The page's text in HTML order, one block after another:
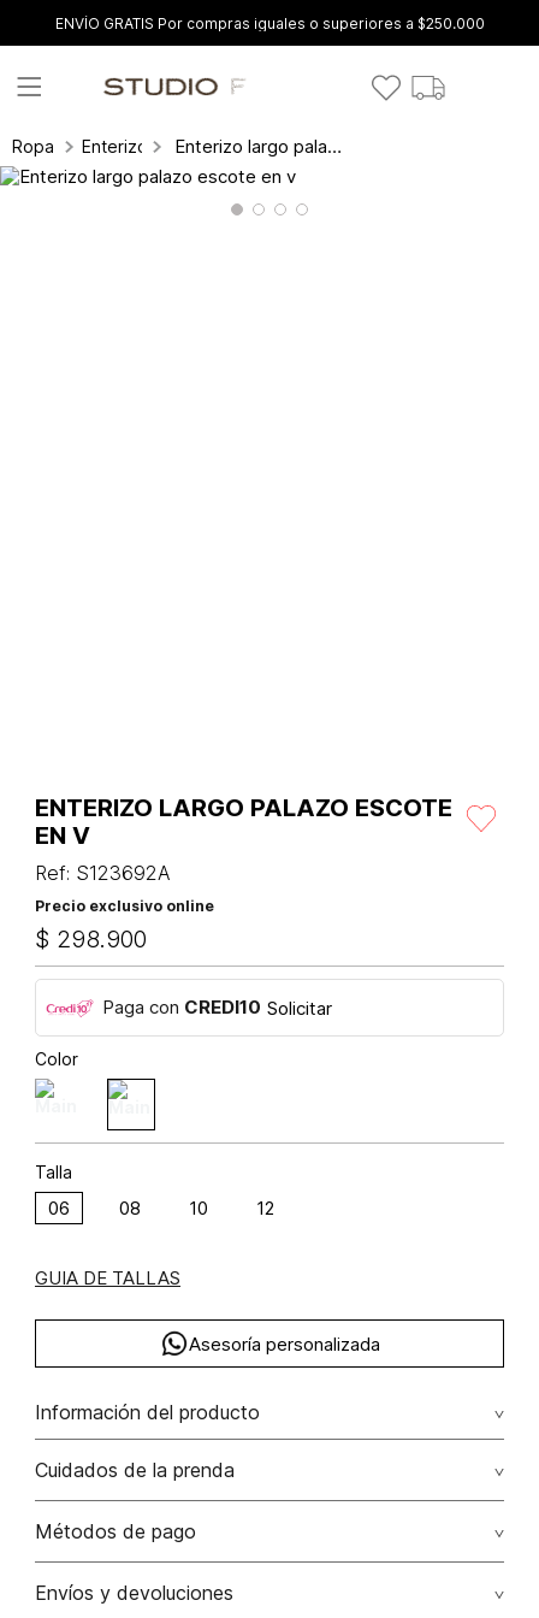
ENVÍO GRATIS Por compras iguales o superiores a $250.000
Ropa Enterizos y conjuntos Enterizo largo palazo escote en v
ENTERIZO LARGO PALAZO ESCOTE
EN V
Ref: S123692A
Precio exclusivo online
$ 298.900
Paga con CREDI10 Solicitar
Color
Talla
06 08 10 12
GUIA DE TALLAS
Asesoría personalizada
Información del producto
Enterizo largo palazo escote en v viscosa 59% poliéster 41%
59.00% viscosa/viscose41.00% poliéster/polyester
Cuidados de la prenda
Lavar a mano por separado / no dejar en remojo / no
Métodos de pago
Tarjetas de crédito: Visa, Dinners, Master Card y American
Envíos y devoluciones